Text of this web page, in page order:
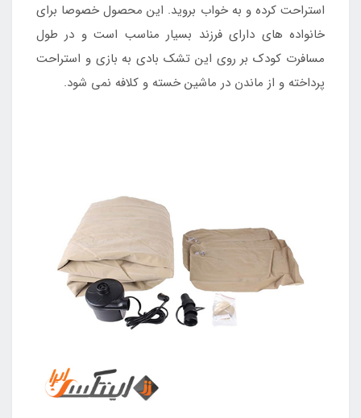
استراحت کرده و به خواب بروید. این محصول خصوصا برای
خانواده های دارای فرزند بسیار مناسب است و در طول
مسافرت کودک بر روی این تشک بادی به بازی و استراحت
پرداخته و از ماندن در ماشین خسته و کلافه نمی شود.